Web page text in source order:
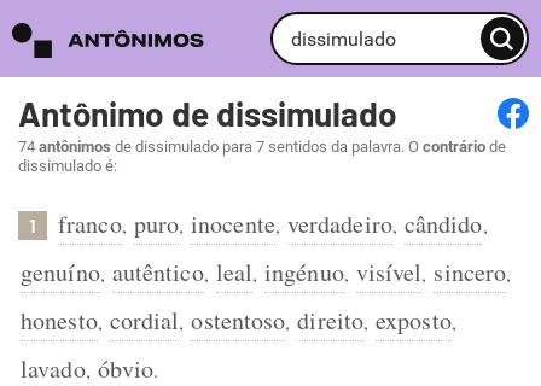
Antônimo de dissimulado
74 antônimos de dissimulado para 7 sentidos da palavra. O contrário de
dissimulado é:
1 franco, puro, inocente, verdadeiro, cândido,
genuíno, autêntico, leal, ingénuo, visível, sincero,
honesto, cordial, ostentoso, direito, exposto,
lavado, óbvio.